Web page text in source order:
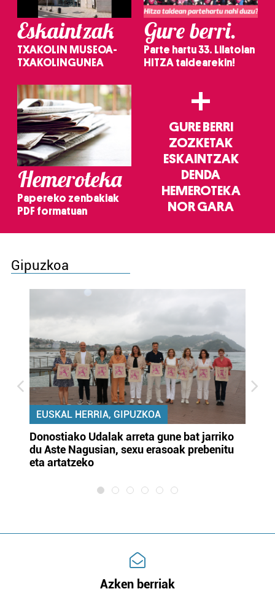
Eskaintzak
TXAKOLIN MUSEOA-
TXAKOLINGUNEA
Gure berri.
Parte hartu 33. Lilatoian
HITZA taldearekin!
Hemeroteka
Papereko zenbakiak
PDF formatuan
+
GURE BERRI
ZOZKETAK
ESKAINTZAK
DENDA
HEMEROTEKA
NOR GARA
Gipuzkoa
EUSKAL HERRIA, GIPUZKOA
Donostiako Udalak arreta gune bat jarriko
du Aste Nagusian, sexu erasoak prebenitu
eta artatzeko
Azken berriak